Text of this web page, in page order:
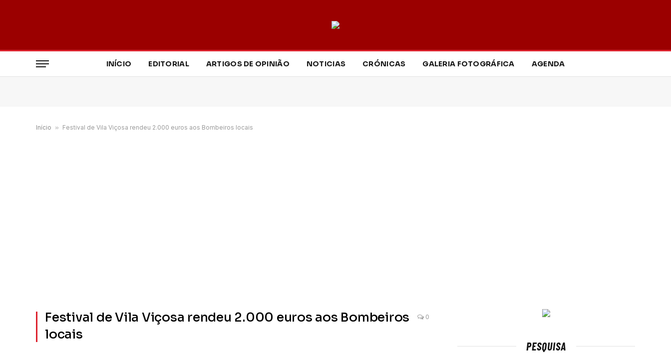
INÍCIO EDITORIAL ARTIGOS DE OPINIÃO NOTICIAS CRÓNICAS GALERIA FOTOGRÁFICA AGENDA
Início » Festival de Vila Viçosa rendeu 2.000 euros aos Bombeiros locais
Festival de Vila Viçosa rendeu 2.000 euros aos Bombeiros
locais
0
PESQUISA